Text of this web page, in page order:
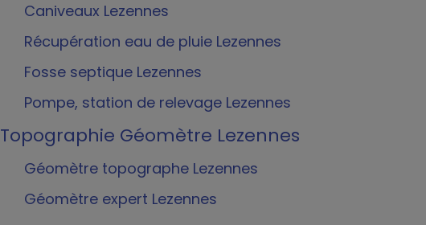
Caniveaux Lezennes
Récupération eau de pluie Lezennes
Fosse septique Lezennes
Pompe, station de relevage Lezennes
Topographie Géomètre Lezennes
Géomètre topographe Lezennes
Géomètre expert Lezennes